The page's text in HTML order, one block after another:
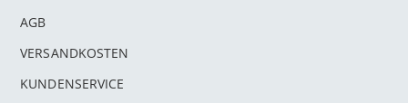
AGB
VERSANDKOSTEN
KUNDENSERVICE